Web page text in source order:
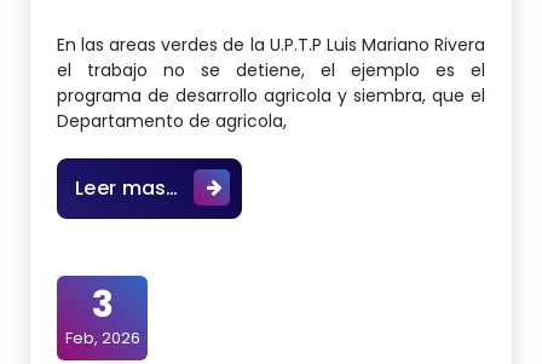
En las areas verdes de la U.P.T.P Luis Mariano Rivera
el trabajo no se detiene, el ejemplo es el
programa de desarrollo agricola y siembra, que el
Departamento de agricola,
Leer mas… UPTP Luis Mariano Rivera,
3
Feb, 2026